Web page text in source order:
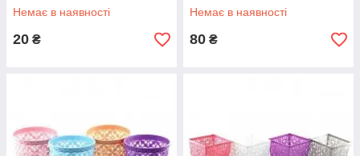
Немає в наявності
20 ₴
Немає в наявності
80 ₴